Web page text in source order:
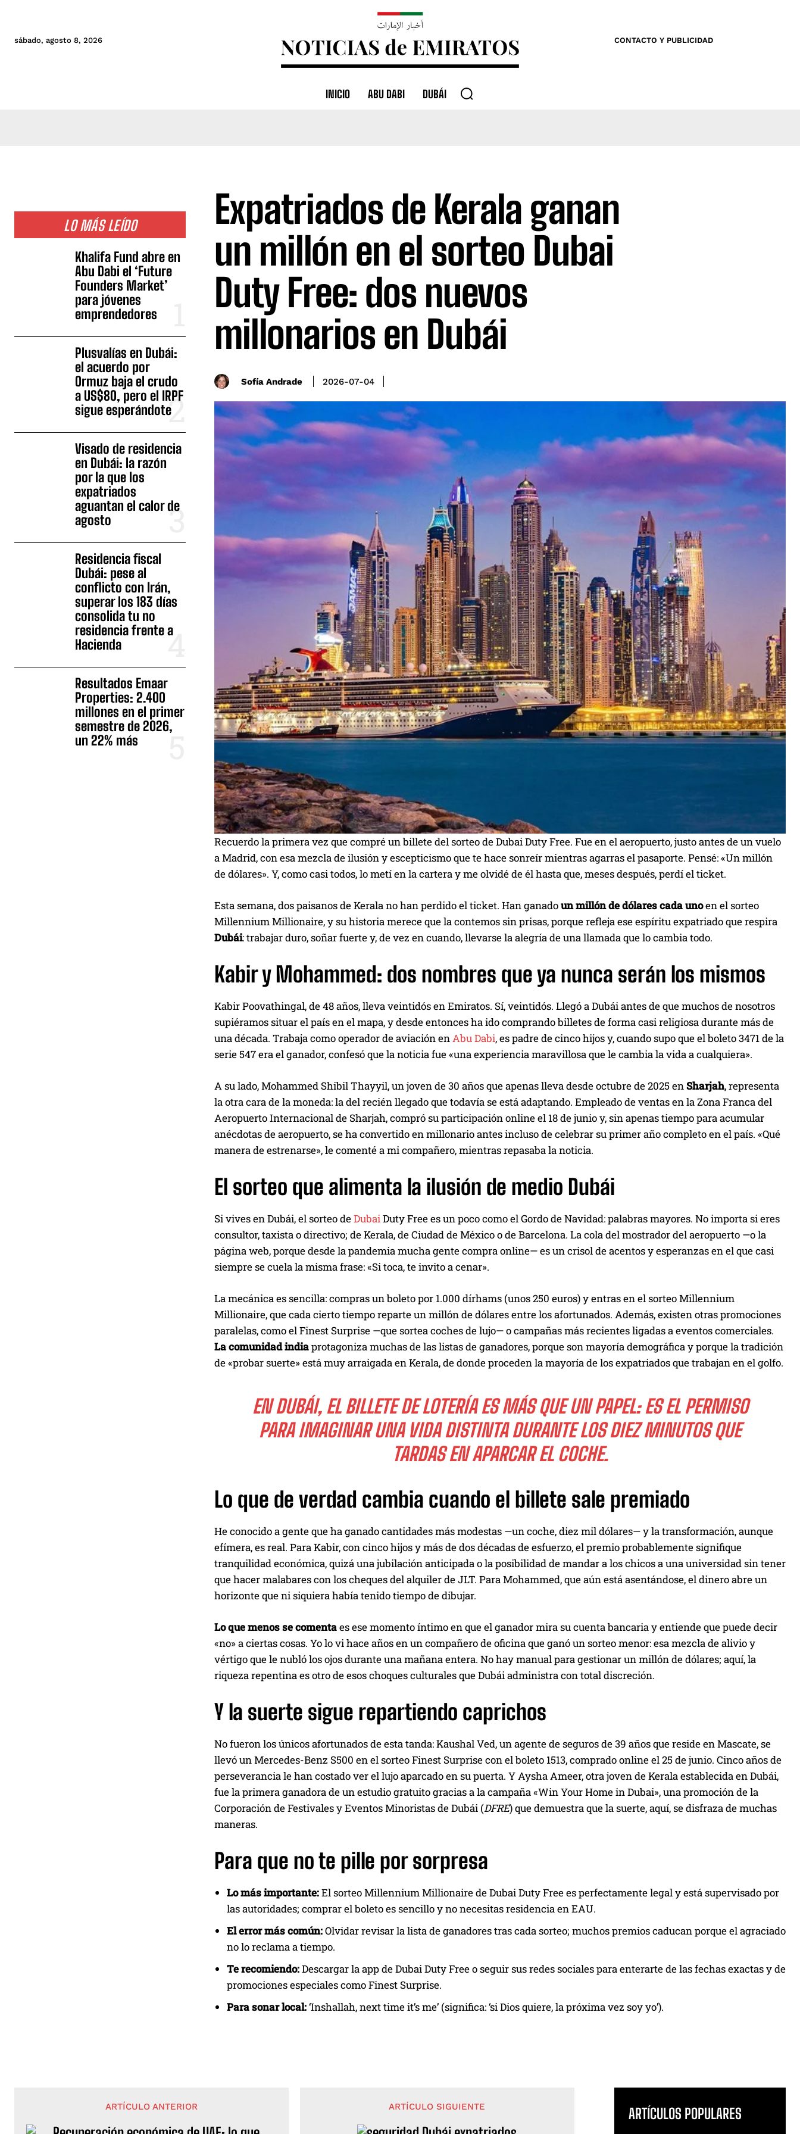
sábado, agosto 8, 2026 CONTACTO Y PUBLICIDAD
INICIO ABU DABI DUBÁI
LO MÁS LEÍDO
Khalifa Fund abre en
Abu Dabi el ‘Future
Founders Market’
para jóvenes
emprendedores
Plusvalías en Dubái:
el acuerdo por
Ormuz baja el crudo
a US$80, pero el IRPF
sigue esperándote
Visado de residencia
en Dubái: la razón
por la que los
expatriados
aguantan el calor de
agosto
Residencia fiscal
Dubái: pese al
conflicto con Irán,
superar los 183 días
consolida tu no
residencia frente a
Hacienda
Resultados Emaar
Properties: 2.400
millones en el primer
semestre de 2026,
un 22% más
Expatriados de Kerala ganan
un millón en el sorteo Dubai
Duty Free: dos nuevos
millonarios en Dubái
Sofía Andrade 2026-07-04
Recuerdo la primera vez que compré un billete del sorteo de Dubai Duty Free. Fue en el aeropuerto, justo antes de un vuelo
a Madrid, con esa mezcla de ilusión y escepticismo que te hace sonreír mientras agarras el pasaporte. Pensé: «Un millón
de dólares». Y, como casi todos, lo metí en la cartera y me olvidé de él hasta que, meses después, perdí el ticket.
Esta semana, dos paisanos de Kerala no han perdido el ticket. Han ganadoun millón de dólares cada unoen el sorteo
Millennium Millionaire, y su historia merece que la contemos sin prisas, porque refleja ese espíritu expatriado que respira
Dubái: trabajar duro, soñar fuerte y, de vez en cuando, llevarse la alegría de una llamada que lo cambia todo.
Kabir y Mohammed: dos nombres que ya nunca serán los mismos
Kabir Poovathingal, de 48 años, lleva veintidós en Emiratos. Sí, veintidós. Llegó a Dubái antes de que muchos de nosotros
supiéramos situar el país en el mapa, y desde entonces ha ido comprando billetes de forma casi religiosa durante más de
una década. Trabaja como operador de aviación enAbu Dabi, es padre de cinco hijos y, cuando supo que el boleto 3471 de la
serie 547 era el ganador, confesó que la noticia fue «una experiencia maravillosa que le cambia la vida a cualquiera».
A su lado, Mohammed Shibil Thayyil, un joven de 30 años que apenas lleva desde octubre de 2025 enSharjah, representa
la otra cara de la moneda: la del recién llegado que todavía se está adaptando. Empleado de ventas en la Zona Franca del
Aeropuerto Internacional de Sharjah, compró su participación online el 18 de junio y, sin apenas tiempo para acumular
anécdotas de aeropuerto, se ha convertido en millonario antes incluso de celebrar su primer año completo en el país. «Qué
manera de estrenarse», le comenté a mi compañero, mientras repasaba la noticia.
El sorteo que alimenta la ilusión de medio Dubái
Si vives en Dubái, el sorteo deDubaiDuty Free es un poco como el Gordo de Navidad: palabras mayores. No importa si eres
consultor, taxista o directivo; de Kerala, de Ciudad de México o de Barcelona. La cola del mostrador del aeropuerto —o la
página web, porque desde la pandemia mucha gente compra online— es un crisol de acentos y esperanzas en el que casi
siempre se cuela la misma frase: «Si toca, te invito a cenar».
La mecánica es sencilla: compras un boleto por 1.000 dírhams (unos 250 euros) y entras en el sorteo Millennium
Millionaire, que cada cierto tiempo reparte un millón de dólares entre los afortunados. Además, existen otras promociones
paralelas, como el Finest Surprise —que sortea coches de lujo— o campañas más recientes ligadas a eventos comerciales.
La comunidad indiaprotagoniza muchas de las listas de ganadores, porque son mayoría demográfica y porque la tradición
de «probar suerte» está muy arraigada en Kerala, de donde proceden la mayoría de los expatriados que trabajan en el golfo.
EN DUBÁI, EL BILLETE DE LOTERÍA ES MÁS QUE UN PAPEL: ES EL PERMISO
PARA IMAGINAR UNA VIDA DISTINTA DURANTE LOS DIEZ MINUTOS QUE
TARDAS EN APARCAR EL COCHE.
Lo que de verdad cambia cuando el billete sale premiado
He conocido a gente que ha ganado cantidades más modestas —un coche, diez mil dólares— y la transformación, aunque
efímera, es real. Para Kabir, con cinco hijos y más de dos décadas de esfuerzo, el premio probablemente signifique
tranquilidad económica, quizá una jubilación anticipada o la posibilidad de mandar a los chicos a una universidad sin tener
que hacer malabares con los cheques del alquiler de JLT. Para Mohammed, que aún está asentándose, el dinero abre un
horizonte que ni siquiera había tenido tiempo de dibujar.
Lo que menos se comentaes ese momento íntimo en que el ganador mira su cuenta bancaria y entiende que puede decir
«no» a ciertas cosas. Yo lo vi hace años en un compañero de oficina que ganó un sorteo menor: esa mezcla de alivio y
vértigo que le nubló los ojos durante una mañana entera. No hay manual para gestionar un millón de dólares; aquí, la
riqueza repentina es otro de esos choques culturales que Dubái administra con total discreción.
Y la suerte sigue repartiendo caprichos
No fueron los únicos afortunados de esta tanda: Kaushal Ved, un agente de seguros de 39 años que reside en Mascate, se
llevó un Mercedes-Benz S500 en el sorteo Finest Surprise con el boleto 1513, comprado online el 25 de junio. Cinco años de
perseverancia le han costado ver el lujo aparcado en su puerta. Y Aysha Ameer, otra joven de Kerala establecida en Dubái,
fue la primera ganadora de un estudio gratuito gracias a la campaña «Win Your Home in Dubai», una promoción de la
Corporación de Festivales y Eventos Minoristas de Dubái (DFRE) que demuestra que la suerte, aquí, se disfraza de muchas
maneras.
Para que no te pille por sorpresa
Lo más importante:El sorteo Millennium Millionaire de Dubai Duty Free es perfectamente legal y está supervisado por
las autoridades; comprar el boleto es sencillo y no necesitas residencia en EAU.
El error más común:Olvidar revisar la lista de ganadores tras cada sorteo; muchos premios caducan porque el agraciado
no lo reclama a tiempo.
Te recomiendo:Descargar la app de Dubai Duty Free o seguir sus redes sociales para enterarte de las fechas exactas y de
promociones especiales como Finest Surprise.
Para sonar local:‘Inshallah, next time it’s me’ (significa: ‘si Dios quiere, la próxima vez soy yo’).
ARTÍCULO ANTERIOR ARTÍCULO SIGUIENTE ARTÍCULOS POPULARES